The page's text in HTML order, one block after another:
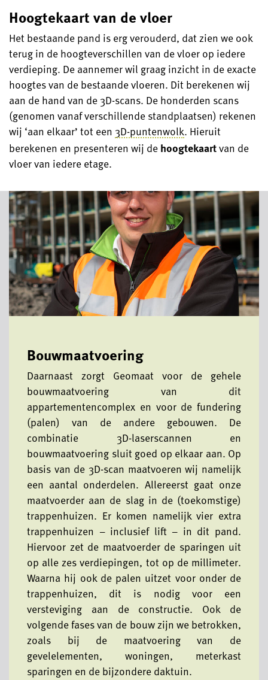
Hoogtekaart van de vloer
Het bestaande pand is erg verouderd, dat zien we ook
terug in de hoogteverschillen van de vloer op iedere
verdieping. De aannemer wil graag inzicht in de exacte
hoogtes van de bestaande vloeren. Dit berekenen wij
aan de hand van de 3D-scans. De honderden scans
(genomen vanaf verschillende standplaatsen) rekenen
wij ‘aan elkaar’ tot een 3D-puntenwolk. Hieruit
berekenen en presenteren wij dehoogtekaartvan de
vloer van iedere etage.
Bouwmaatvoering
Daarnaast zorgt Geomaat voor de gehele
bouwmaatvoering van dit
appartementencomplex en voor de fundering
(palen) van de andere gebouwen. De
combinatie 3D-laserscannen en
bouwmaatvoering sluit goed op elkaar aan. Op
basis van de 3D-scan maatvoeren wij namelijk
een aantal onderdelen. Allereerst gaat onze
maatvoerder aan de slag in de (toekomstige)
trappenhuizen. Er komen namelijk vier extra
trappenhuizen – inclusief lift – in dit pand.
Hiervoor zet de maatvoerder de sparingen uit
op alle zes verdiepingen, tot op de millimeter.
Waarna hij ook de palen uitzet voor onder de
trappenhuizen, dit is nodig voor een
versteviging aan de constructie. Ook de
volgende fases van de bouw zijn we betrokken,
zoals bij de maatvoering van de
gevelelementen, woningen, meterkast
sparingen en de bijzondere daktuin.